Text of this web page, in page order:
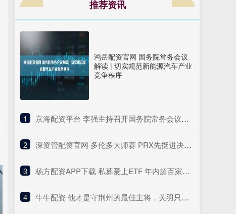
推荐资讯
鸿岳配资官网 国务院常务会议
解读 | 切实规范新能源汽车产业
竞争秩序
1 ​京海配资平台 李强主持召开国务院常务会议研究做强国内大循环重点政策举措落实工作等
2 ​深资管配资官网 多伦多大师赛 PRX先挺进决赛 WOL和FNC将争夺最后一个名额_比分_双方_胜利
3 ​杨方配资APP下载 私募爱上ETF 年内超百家私募现身ETF前十大名单 半导体、医药ETF最受青睐
4 ​牛牛配资 他才是守荆州的最佳主将，关羽只是第二人选，因一风流韵事遭弃用_赵云_军事_才能